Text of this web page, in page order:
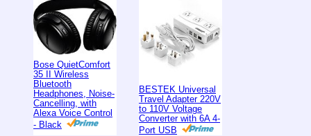
Bose QuietComfort
35 II Wireless
Bluetooth
Headphones, Noise-
Cancelling, with
Alexa Voice Control
- Black
BESTEK Universal
Travel Adapter 220V
to 110V Voltage
Converter with 6A 4-
Port USB